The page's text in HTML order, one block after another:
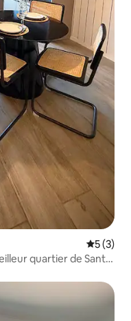
5 (3)
quartier de Santa
appréciés